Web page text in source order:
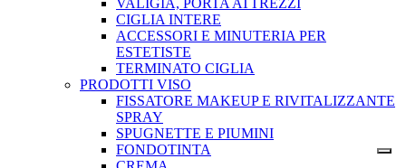
VALIGIA, PORTA ATTREZZI
CIGLIA INTERE
ACCESSORI E MINUTERIA PER
ESTETISTE
TERMINATO CIGLIA
PRODOTTI VISO
FISSATORE MAKEUP E RIVITALIZZANTE
SPRAY
SPUGNETTE E PIUMINI
FONDOTINTA